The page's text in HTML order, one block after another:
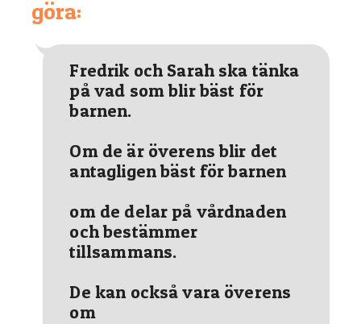
göra:
Fredrik och Sarah ska tänka
på vad som blir bäst för
barnen.
Om de är överens blir det
antagligen bäst för barnen
om de delar på vårdnaden
och bestämmer
tillsammans.
De kan också vara överens
om